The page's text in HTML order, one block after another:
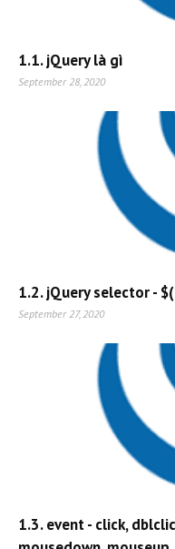
1.1. jQuery là gì
September 28, 2020
1.2. jQuery selector -
September 27, 2020
1.3. event - click,